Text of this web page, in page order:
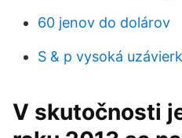
60 jenov do dolárov
S & p vysoká
V skutočnosti